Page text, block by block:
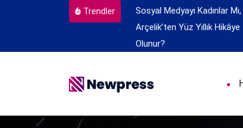
Trendler
Sosyal Medyayı Kadınlar
Arçelik’ten Yüz Yıllık Hikâye
Olunur?